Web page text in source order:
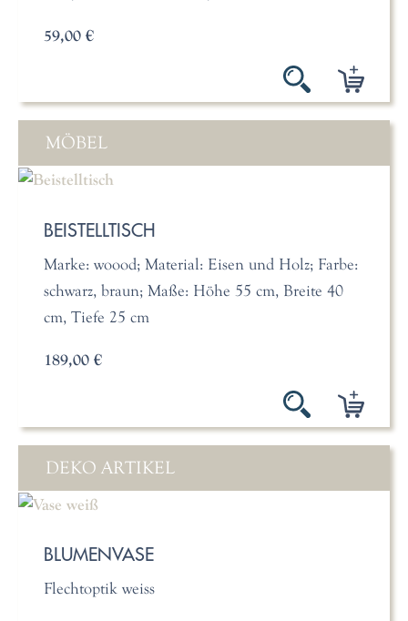
59,00 €
MÖBEL
BEISTELLTISCH
Marke: woood; Material: Eisen und Holz; Farbe:
schwarz, braun; Maße: Höhe 55 cm, Breite 40
cm, Tiefe 25 cm
189,00 €
DEKO ARTIKEL
BLUMENVASE
Flechtoptik weiss